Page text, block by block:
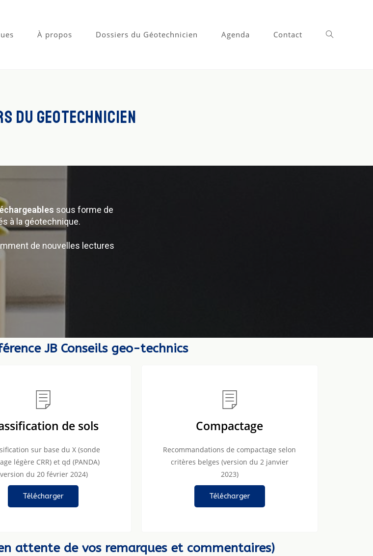
À propos Dossiers du Géotechnicien Agenda Contact
du geotechnicien
sous forme de
à la géotechnique.
de nouvelles lectures
JB Conseils geo-technics
de sols
sur base du X (sonde
légère CRR) et qd (PANDA)
du 20 février 2024)
Télécharger
Compactage
Recommandations de compactage selon
critères belges (version du 2 janvier
2023)
Télécharger
attente de vos remarques et commentaires)